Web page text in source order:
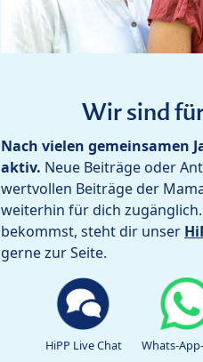
Wir sind
Nach vielen gemeinsamen
aktiv. Neue Beiträge oder
wertvollen Beiträge der
weiterhin für dich
bekommst, steht dir unser
gerne zur Seite.
HiPP Live Chat Whats-